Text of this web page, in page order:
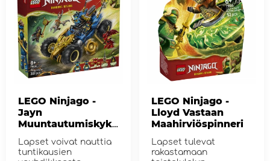
LEGO Ninjago -
Jayn
Muuntautumiskyky
inen Auto
Lapset voivat nauttia
tuntikausien
LEGO Ninjago -
Lloyd Vastaan
Maahirviöspinneri
Lapset tulevat
rakastamaan